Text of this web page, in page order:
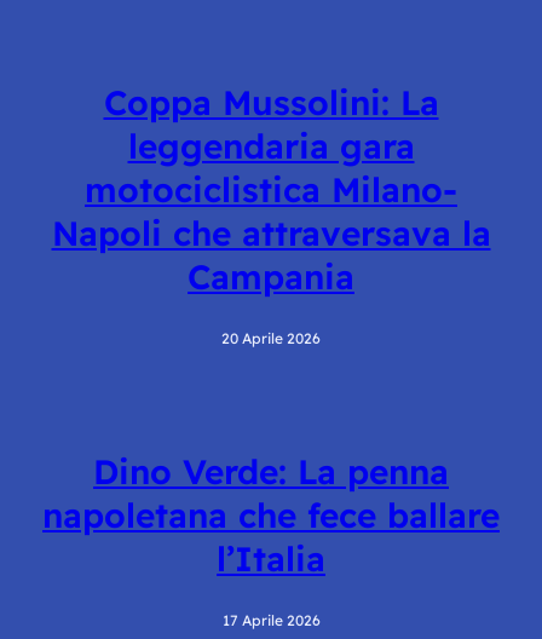
Coppa Mussolini: La
leggendaria gara
motociclistica Milano-
Napoli che attraversava la
Campania
20 Aprile 2026
Dino Verde: La penna
napoletana che fece ballare
l’Italia
17 Aprile 2026